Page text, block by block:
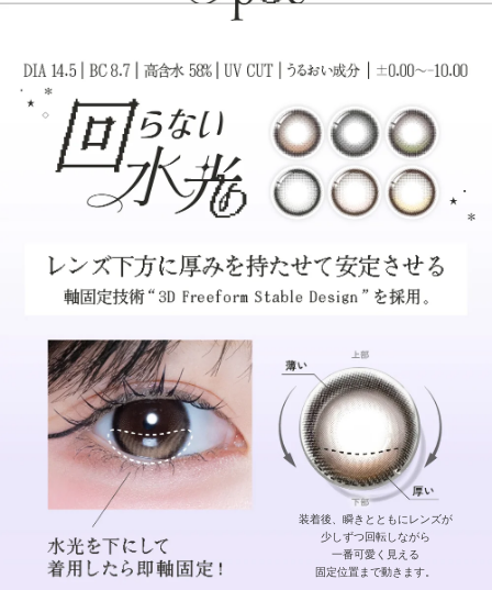
装着後、瞬きとともにレンズが
少しずつ回転しながら
一番可愛く見える
固定位置まで動きます。